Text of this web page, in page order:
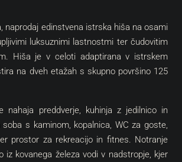
naprodaj edinstvena istrska hiša na osami
luksuznimi lastnostmi ter čudovitim
Hiša je v celoti adaptirana v istrskem
na dveh etažah s skupno površino 125
nahaja preddverje, kuhinja z jedilnico in
s kaminom, kopalnica, WC za goste,
prostor za rekreacijo in fitnes. Notranje
iz kovanega železa vodi v nadstropje, kjer